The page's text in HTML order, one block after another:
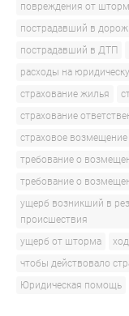
повреждения от
пострадавший в
пострадавший в ДТП
расходы на
страхование жилья
страхование
страховое возмещение
требование о
требование о
ущерб возникший в
происшествия
ущерб от шторма
чтобы действовало
Юридическая помощь